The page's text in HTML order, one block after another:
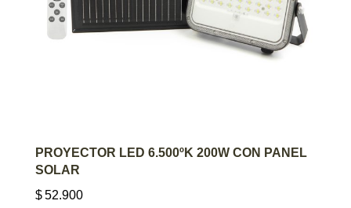
AGREGAR AL CARRITO
PROYECTOR LED 6.500ºK 200W CON PANEL
SOLAR
$52.900